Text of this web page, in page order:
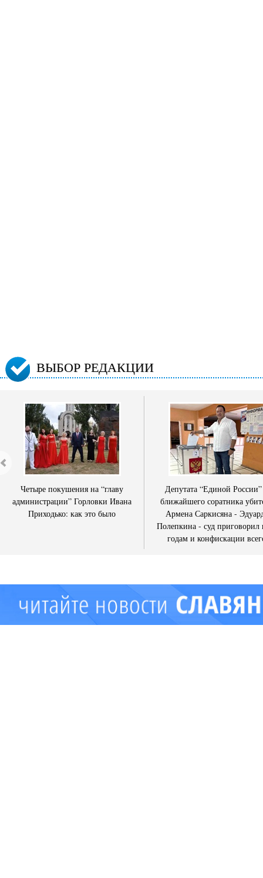
ВЫБОР РЕДАКЦИИ
Четыре покушения на “главу
администрации” Горловки Ивана
Приходько: как это было
Депутата “Единой
ближайшего соратника
Армена Саркисяна -
Полепкина - суд приговорил
годам и конфискации